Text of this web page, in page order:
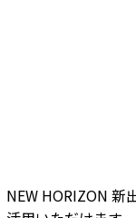
NEW HORIZON 新